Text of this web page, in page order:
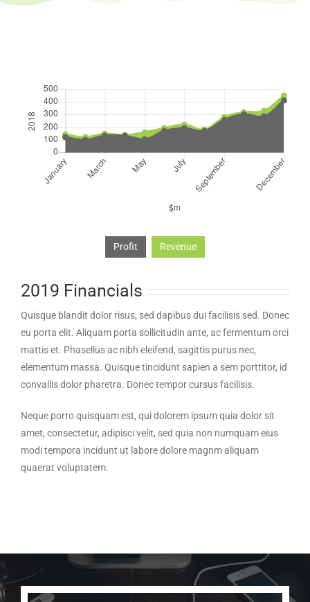
Profit Revenue
2019 Financials
Quisque blandit dolor risus, sed dapibus dui facilisis sed. Donec
eu porta elit. Aliquam porta sollicitudin ante, ac fermentum orci
mattis et. Phasellus ac nibh eleifend, sagittis purus nec,
elementum massa. Quisque tincidunt sapien a sem porttitor, id
convallis dolor pharetra. Donec tempor cursus facilisis.
Neque porro quisquam est, qui dolorem ipsum quia dolor sit
amet, consectetur, adipisci velit, sed quia non numquam eius
modi tempora incidunt ut labore dolore magnm aliquam
quaerat voluptatem.